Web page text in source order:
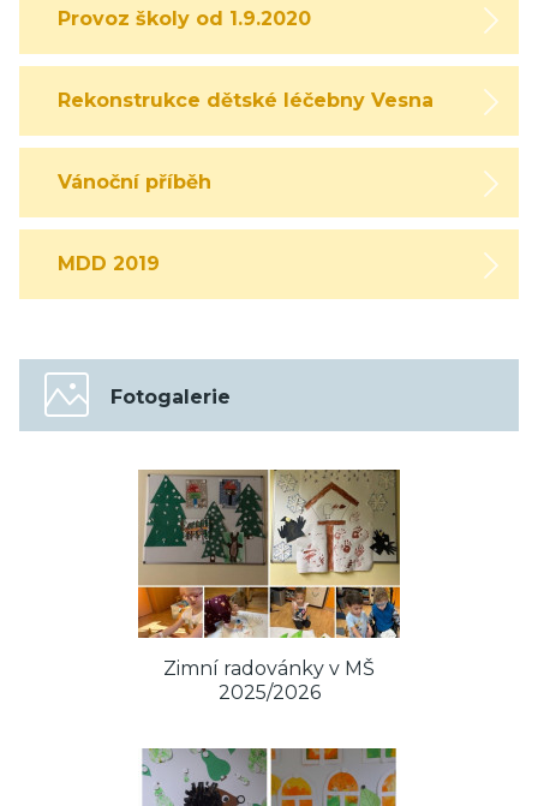
Provoz školy od 1.9.2020
Rekonstrukce dětské léčebny Vesna
Vánoční příběh
MDD 2019
Fotogalerie
Zimní radovánky v MŠ
2025/2026